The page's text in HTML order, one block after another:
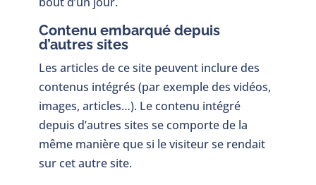
Contenu embarqué depuis
d’autres sites
Les articles de ce site peuvent inclure des
contenus intégrés (par exemple des vidéos,
images, articles…). Le contenu intégré
depuis d’autres sites se comporte de la
même manière que si le visiteur se rendait
sur cet autre site.